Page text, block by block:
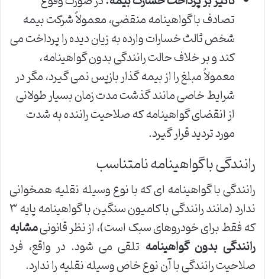
تصادف با گواهینامه منقضی، معمولاً شرکت بیمه
شخص ثالث خسارات وارده به زیان دیده را پرداخت می
کند و بر خلاف حالت رانندگی بدون گواهینامه،
معمولاً مبلغ را از بیمه گذار بازپس نمی گیرد، مگر در
شرایط خاصی مانند گذشت مدت زمان بسیار طولانی
از انقضای گواهینامه که صلاحیت راننده به شدت
مورد تردید قرار گیرد.
رانندگی با گواهینامه نامتناسب
رانندگی با گواهینامه ای که با نوع وسیله نقلیه همخوانی
ندارد (مانند رانندگی با کامیون سنگین با گواهینامه پایه ۳
که فقط برای خودروهای سبک است)، از نظر قانونیمشابه
رانندگی بدون گواهینامه تلقی می شود. در واقع، فرد
صلاحیت رانندگی با آن نوع خاص وسیله نقلیه را ندارد.